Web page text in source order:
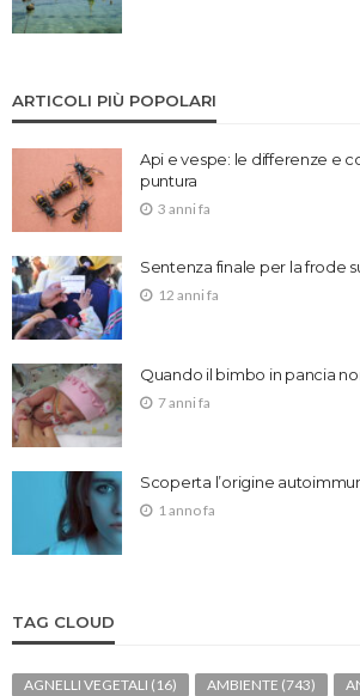
ARTICOLI PIÙ POPOLARI
Api e vespe: le differenze e
puntura
3 anni fa
Sentenza finale per la frode
12 anni fa
Quando il bimbo in pancia
7 anni fa
Scoperta l’origine
1 anno fa
TAG CLOUD
AGNELLI VEGETALI (16) AMBIENTE (743)